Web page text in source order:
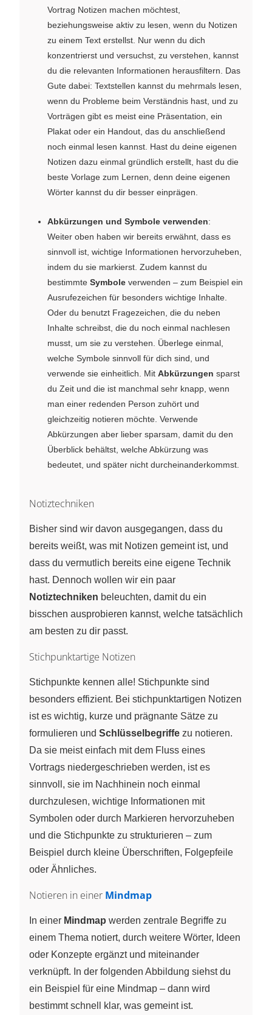
Vortrag Notizen machen möchtest,
beziehungsweise aktiv zu lesen, wenn du Notizen
zu einem Text erstellst. Nur wenn du dich
konzentrierst und versuchst, zu verstehen, kannst
du die relevanten Informationen herausfiltern. Das
Gute dabei: Textstellen kannst du mehrmals lesen,
wenn du Probleme beim Verständnis hast, und zu
Vorträgen gibt es meist eine Präsentation, ein
Plakat oder ein Handout, das du anschließend
noch einmal lesen kannst. Hast du deine eigenen
Notizen dazu einmal gründlich erstellt, hast du die
beste Vorlage zum Lernen, denn deine eigenen
Wörter kannst du dir besser einprägen.
Abkürzungen und Symbole verwenden:
Weiter oben haben wir bereits erwähnt, dass es
sinnvoll ist, wichtige Informationen hervorzuheben,
indem du sie markierst. Zudem kannst du
bestimmte Symbole verwenden – zum Beispiel ein
Ausrufezeichen für besonders wichtige Inhalte.
Oder du benutzt Fragezeichen, die du neben
Inhalte schreibst, die du noch einmal nachlesen
musst, um sie zu verstehen. Überlege einmal,
welche Symbole sinnvoll für dich sind, und
verwende sie einheitlich. Mit Abkürzungen sparst
du Zeit und die ist manchmal sehr knapp, wenn
man einer redenden Person zuhört und
gleichzeitig notieren möchte. Verwende
Abkürzungen aber lieber sparsam, damit du den
Überblick behältst, welche Abkürzung was
bedeutet, und später nicht durcheinanderkommst.
Notiztechniken
Bisher sind wir davon ausgegangen, dass du
bereits weißt, was mit Notizen gemeint ist, und
dass du vermutlich bereits eine eigene Technik
hast. Dennoch wollen wir ein paar
Notiztechniken beleuchten, damit du ein
bisschen ausprobieren kannst, welche tatsächlich
am besten zu dir passt.
Stichpunktartige Notizen
Stichpunkte kennen alle! Stichpunkte sind
besonders effizient. Bei stichpunktartigen Notizen
ist es wichtig, kurze und prägnante Sätze zu
formulieren und Schlüsselbegriffe zu notieren.
Da sie meist einfach mit dem Fluss eines
Vortrags niedergeschrieben werden, ist es
sinnvoll, sie im Nachhinein noch einmal
durchzulesen, wichtige Informationen mit
Symbolen oder durch Markieren hervorzuheben
und die Stichpunkte zu strukturieren – zum
Beispiel durch kleine Überschriften, Folgepfeile
oder Ähnliches.
Notieren in einer Mindmap
In einer Mindmap werden zentrale Begriffe zu
einem Thema notiert, durch weitere Wörter, Ideen
oder Konzepte ergänzt und miteinander
verknüpft. In der folgenden Abbildung siehst du
ein Beispiel für eine Mindmap – dann wird
bestimmt schnell klar, was gemeint ist.